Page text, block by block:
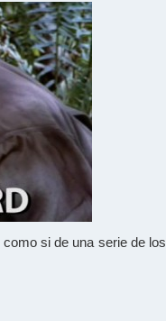
como si de una serie de los